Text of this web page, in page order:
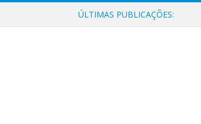
ÚLTIMAS PUBLICAÇÕES: